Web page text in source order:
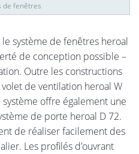
de fenêtres
système de fenêtres heroal
de conception possible –
Outre les constructions
de ventilation heroal W
système offre également une
de porte heroal D 72.
de réaliser facilement des
Les profilés d’ouvrant